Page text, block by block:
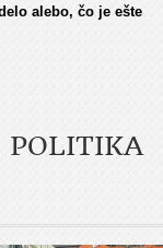
alebo, čo je ešte
POLITIKA